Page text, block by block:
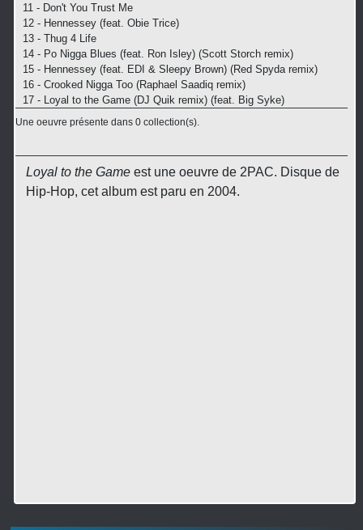
11 - Don't You Trust Me
12 - Hennessey (feat. Obie Trice)
13 - Thug 4 Life
14 - Po Nigga Blues (feat. Ron Isley) (Scott Storch remix)
15 - Hennessey (feat. EDI & Sleepy Brown) (Red Spyda remix)
16 - Crooked Nigga Too (Raphael Saadiq remix)
17 - Loyal to the Game (DJ Quik remix) (feat. Big Syke)
Une oeuvre présente dans 0 collection(s).
Loyal to the Gameest une oeuvre de 2PAC. Disque de
Hip-Hop, cet album est paru en 2004.